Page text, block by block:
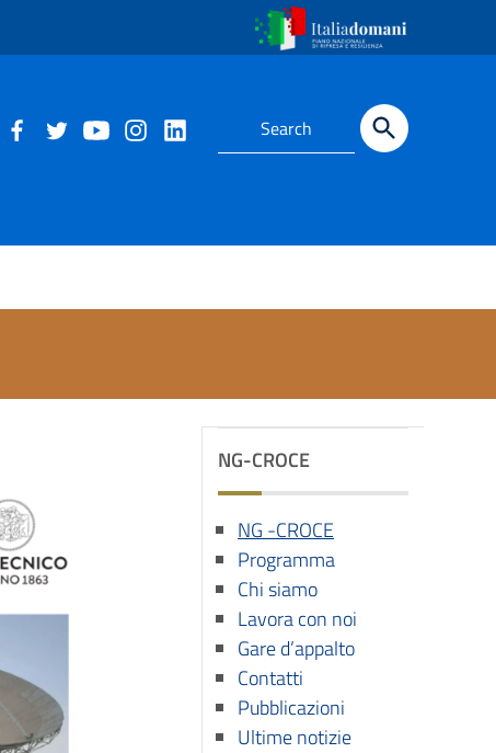
NG-CROCE
NG -CROCE
Programma
Chi siamo
Lavora con noi
Gare d’appalto
Contatti
Pubblicazioni
Ultime notizie